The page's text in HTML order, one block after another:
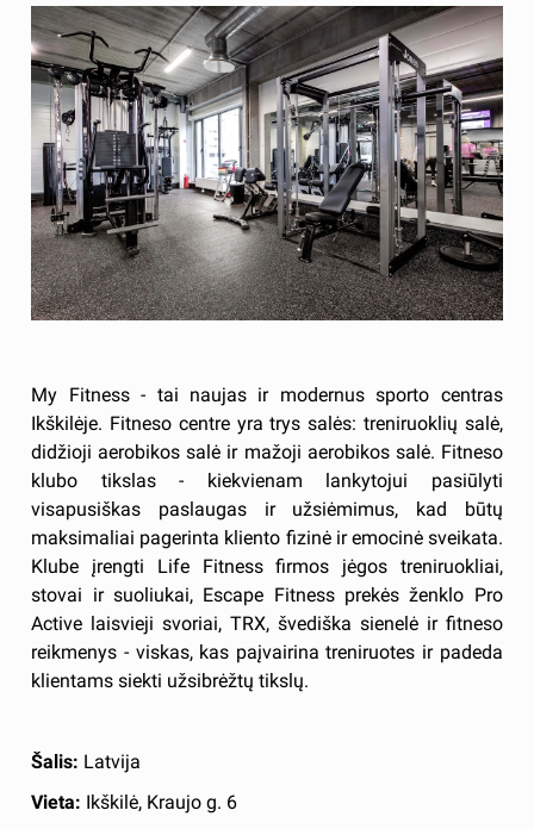
My Fitness - tai naujas ir modernus sporto centras
Ikškilėje. Fitneso centre yra trys salės: treniruoklių salė,
didžioji aerobikos salė ir mažoji aerobikos salė. Fitneso
klubo tikslas - kiekvienam lankytojui pasiūlyti
visapusiškas paslaugas ir užsiėmimus, kad būtų
maksimaliai pagerinta kliento fizinė ir emocinė sveikata.
Klube įrengti Life Fitness firmos jėgos treniruokliai,
stovai ir suoliukai, Escape Fitness prekės ženklo Pro
Active laisvieji svoriai, TRX, švediška sienelė ir fitneso
reikmenys - viskas, kas paįvairina treniruotes ir padeda
klientams siekti užsibrėžtų tikslų.
Šalis: Latvija
Vieta: Ikškilė, Kraujo g. 6